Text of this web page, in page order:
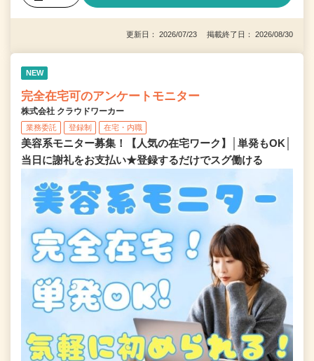
更新日： 2026/07/23 掲載終了日： 2026/08/30
NEW
完全在宅可のアンケートモニター
株式会社 クラウドワーカー
業務委託 登録制 在宅・内職
美容系モニター募集！【人気の在宅ワーク】│単発もOK│
当日に謝礼をお支払い★登録するだけでスグ働ける